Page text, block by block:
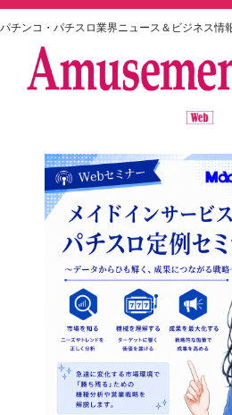
パチンコ・パチスロ業界ニュース＆ビジネス情